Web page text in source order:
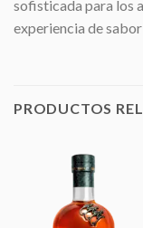
sofisticada para los
experiencia de
PRODUCTOS